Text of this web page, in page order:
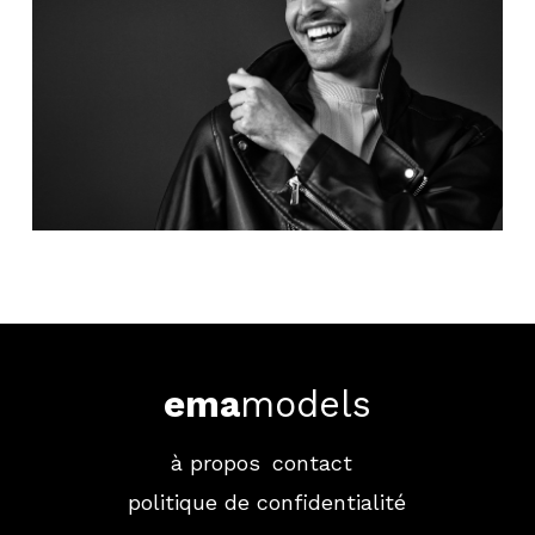
emamodels
à propos contact
politique de confidentialité